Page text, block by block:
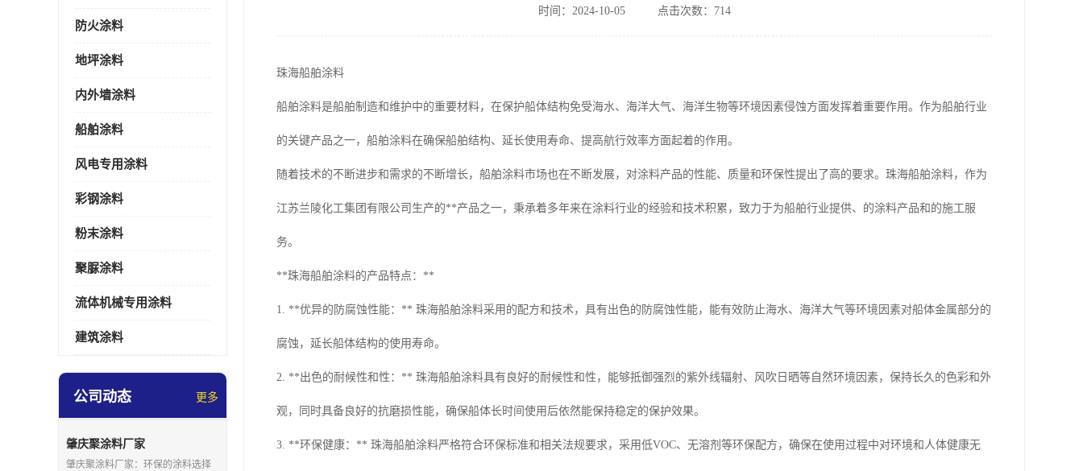
防火涂料
地坪涂料
内外墙涂料
船舶涂料
风电专用涂料
彩钢涂料
粉末涂料
聚脲涂料
流体机械专用涂料
建筑涂料
公司动态 更多
肇庆聚涂料厂家
肇庆聚涂料厂家：环保的涂料选择
时间：2024-10-05 点击次数：714
珠海船舶涂料
船舶涂料是船舶制造和维护中的重要材料，在保护船体结构免受海水、海洋大气、海洋生物等环境因素侵蚀方面发挥着重要作用。作为船舶行业
的关键产品之一，船舶涂料在确保船舶结构、延长使用寿命、提高航行效率方面起着的作用。
随着技术的不断进步和需求的不断增长，船舶涂料市场也在不断发展，对涂料产品的性能、质量和环保性提出了高的要求。珠海船舶涂料，作为
江苏兰陵化工集团有限公司生产的**产品之一，秉承着多年来在涂料行业的经验和技术积累，致力于为船舶行业提供、的涂料产品和的施工服
务。
**珠海船舶涂料的产品特点：**
1. **优异的防腐蚀性能：** 珠海船舶涂料采用的配方和技术，具有出色的防腐蚀性能，能有效防止海水、海洋大气等环境因素对船体金属部分的
腐蚀，延长船体结构的使用寿命。
2. **出色的耐候性和性：** 珠海船舶涂料具有良好的耐候性和性，能够抵御强烈的紫外线辐射、风吹日晒等自然环境因素，保持长久的色彩和外
观，同时具备良好的抗磨损性能，确保船体长时间使用后依然能保持稳定的保护效果。
3. **环保健康：** 珠海船舶涂料严格符合环保标准和相关法规要求，采用低VOC、无溶剂等环保配方，确保在使用过程中对环境和人体健康无